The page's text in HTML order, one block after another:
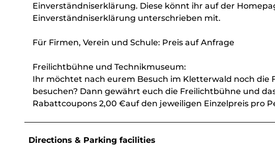
Einverständniserklärung. Diese könnt ihr auf der
Einverständniserklärung unterschrieben mit.
Für Firmen, Verein und Schule: Preis auf Anfrage
Freilichtbühne und Technikmuseum:
Ihr möchtet nach eurem Besuch im Kletterwald noch die
besuchen? Dann gewährt euch die Freilichtbühne und
Rabattcoupons 2,00 €auf den jeweiligen Einzelpreis pro
Directions & Parking facilities